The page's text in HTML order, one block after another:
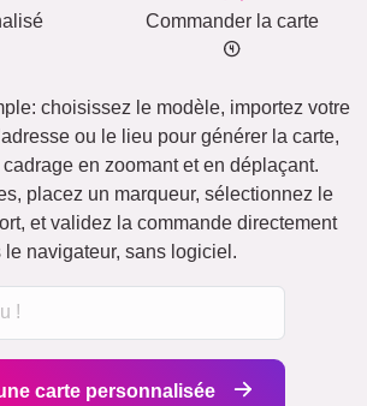
Commander la carte
choisissez le modèle, importez votre
ou le lieu pour générer la carte,
en zoomant et en déplaçant.
placez un marqueur, sélectionnez le
et validez la commande directement
le navigateur, sans logiciel.
carte personnalisée